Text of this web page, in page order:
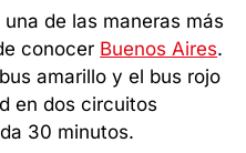
una de las maneras más
conocer Buenos Aires.
amarillo y el bus rojo
en dos circuitos
30 minutos.